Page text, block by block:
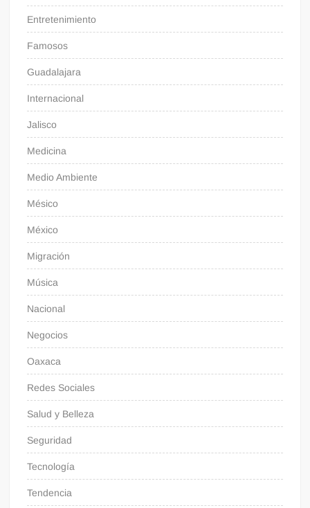
Entretenimiento
Famosos
Guadalajara
Internacional
Jalisco
Medicina
Medio Ambiente
Mésico
México
Migración
Música
Nacional
Negocios
Oaxaca
Redes Sociales
Salud y Belleza
Seguridad
Tecnología
Tendencia